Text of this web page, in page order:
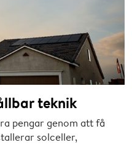
teknik
pengar genom att få
solceller,